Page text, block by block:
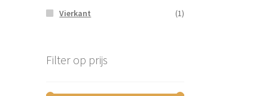
Vierkant (1)
Filter op prijs